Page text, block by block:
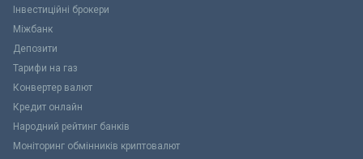
Інвестиційні брокери
Міжбанк
Депозити
Тарифи на газ
Конвертер валют
Кредит онлайн
Народний рейтинг банків
Моніторинг обмінників криптовалют